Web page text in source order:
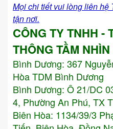
Mọi chi tiết vui lòng liên hệ
tận nơi.
CÔNG TY TNHH -
THÔNG TẦM
Bình Dương: 367
Hòa TDM Bình Dương
Bình Dương: Ô 21/DC
4, Phường An Phú, TX
Biên Hòa: 1134/39/3